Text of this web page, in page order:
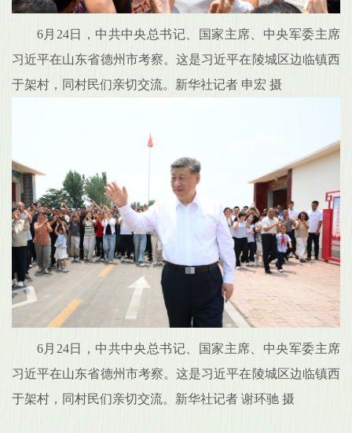
6月24日，中共中央总书记、国家主席、中央军委主席
习近平在山东省德州市考察。这是习近平在陵城区边临镇西
于架村，同村民们亲切交流。新华社记者 申宏 摄
6月24日，中共中央总书记、国家主席、中央军委主席
习近平在山东省德州市考察。这是习近平在陵城区边临镇西
于架村，同村民们亲切交流。新华社记者 谢环驰 摄